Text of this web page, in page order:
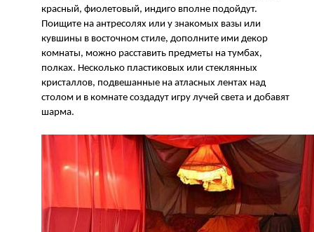
красный, фиолетовый, индиго вполне подойдут.
Поищите на антресолях или у знакомых вазы или
кувшины в восточном стиле, дополните ими декор
комнаты, можно расставить предметы на тумбах,
полках. Несколько пластиковых или стеклянных
кристаллов, подвешанные на атласных лентах над
столом и в комнате создадут игру лучей света и добавят
шарма.